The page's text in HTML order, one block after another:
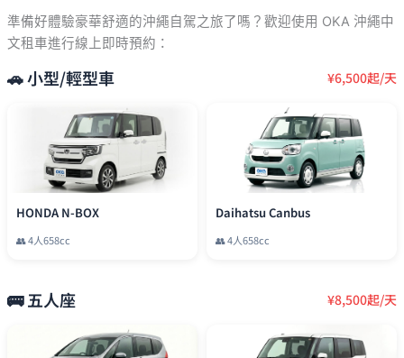
準備好體驗豪華舒適的沖繩自駕之旅了嗎？歡迎使用 OKA 沖繩中
文租車進行線上即時預約：
🚗小型/輕型車 ¥6,500起/天
HONDA N-BOX
👥4人658cc
Daihatsu Canbus
👥4人658cc
🚌五人座 ¥8,500起/天